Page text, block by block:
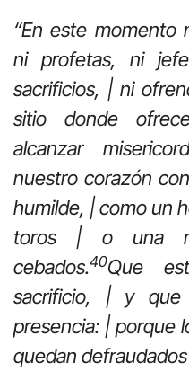
“En este momento
ni profetas, ni
sacrificios, | ni
sitio donde
alcanzar
nuestro corazón
humilde, | como un
toros | o una
cebados.40Que
sacrificio, | y
presencia: | porque
quedan